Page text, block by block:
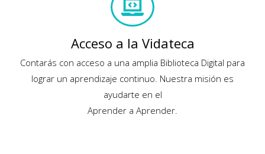
Acceso a la Vidateca
Contarás con acceso a una amplia Biblioteca Digital para
lograr un aprendizaje continuo. Nuestra misión es
ayudarte en el
Aprender a Aprender.